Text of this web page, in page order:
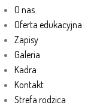
O nas
Oferta edukacyjna
Zapisy
Galeria
Kadra
Kontakt
Strefa rodzica